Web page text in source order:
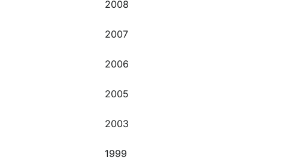
2008
2007
2006
2005
2003
1999